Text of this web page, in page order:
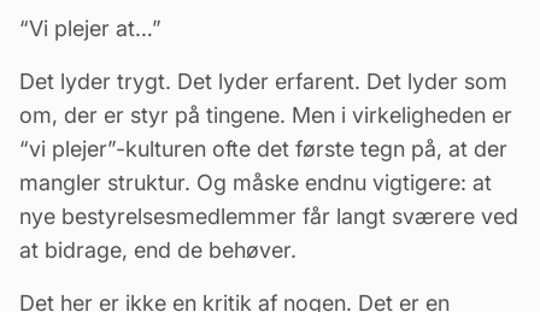
“Vi plejer at…”
Det lyder trygt. Det lyder erfarent. Det lyder som
om, der er styr på tingene. Men i virkeligheden er
“vi plejer”-kulturen ofte det første tegn på, at der
mangler struktur. Og måske endnu vigtigere: at
nye bestyrelsesmedlemmer får langt sværere ved
at bidrage, end de behøver.
Det her er ikke en kritik af nogen. Det er en